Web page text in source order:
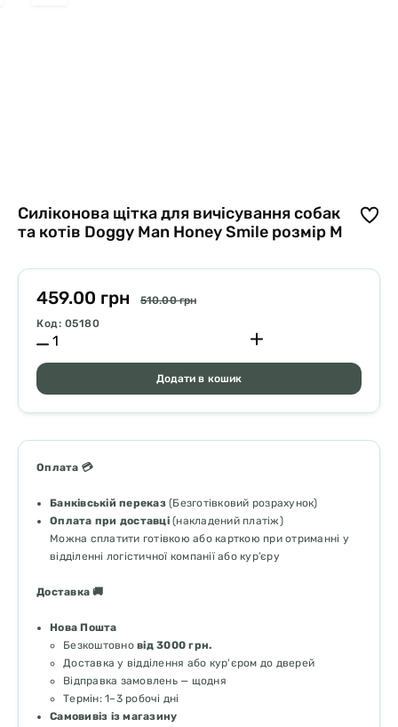
Силіконова щітка для вичісування собак
та котів Doggy Man Honey Smile розмір M
459.00 грн
510.00 грн
Код: 05180
Додати в кошик
Оплата 💳
Банківській переказ(Безготівковий розрахунок)
Оплата при доставці(накладений платіж)
Можна сплатити готівкою або карткою при отриманні у
відділенні логістичної компанії або кур’єру
Доставка 🚚
Нова Пошта
Безкоштовно від 3000 грн.
Доставка у відділення або кур'єром до дверей
Відправка замовлень — щодня
Термін: 1–3 робочі дні
Самовивіз із магазину